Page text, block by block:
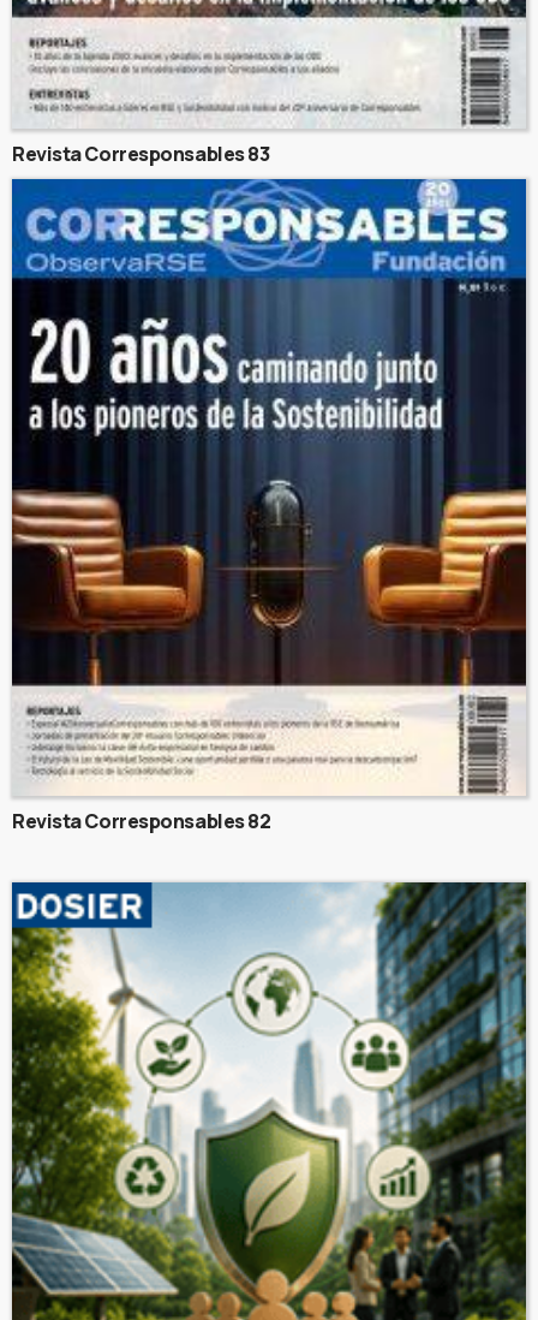
Revista Corresponsables 83
Revista Corresponsables 82